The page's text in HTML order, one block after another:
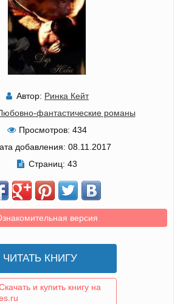
Автор: Ринка Кейт
фантастические романы
Просмотров: 434
добавления: 08.11.2017
Страниц: 43
версия
ЧИТАТЬ КНИГУ
и купить книгу на